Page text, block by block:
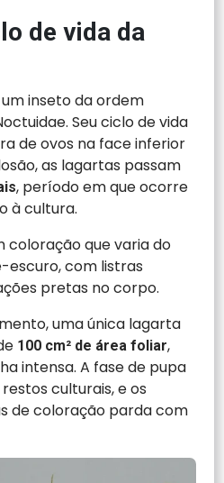
de vida da
inseto da ordem
Seu ciclo de vida
de ovos na face inferior
as lagartas passam
, período em que ocorre
à cultura.
coloração que varia do
com listras
pretas no corpo.
uma única lagarta
100 cm² de área foliar,
intensa. A fase de pupa
culturais, e os
de coloração parda com